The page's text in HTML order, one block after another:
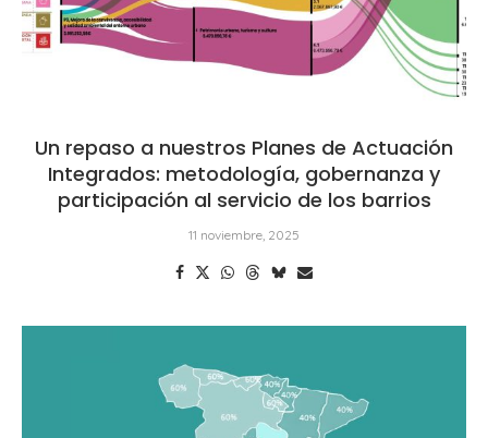
Un repaso a nuestros Planes de Actuación
Integrados: metodología, gobernanza y
participación al servicio de los barrios
11 noviembre, 2025